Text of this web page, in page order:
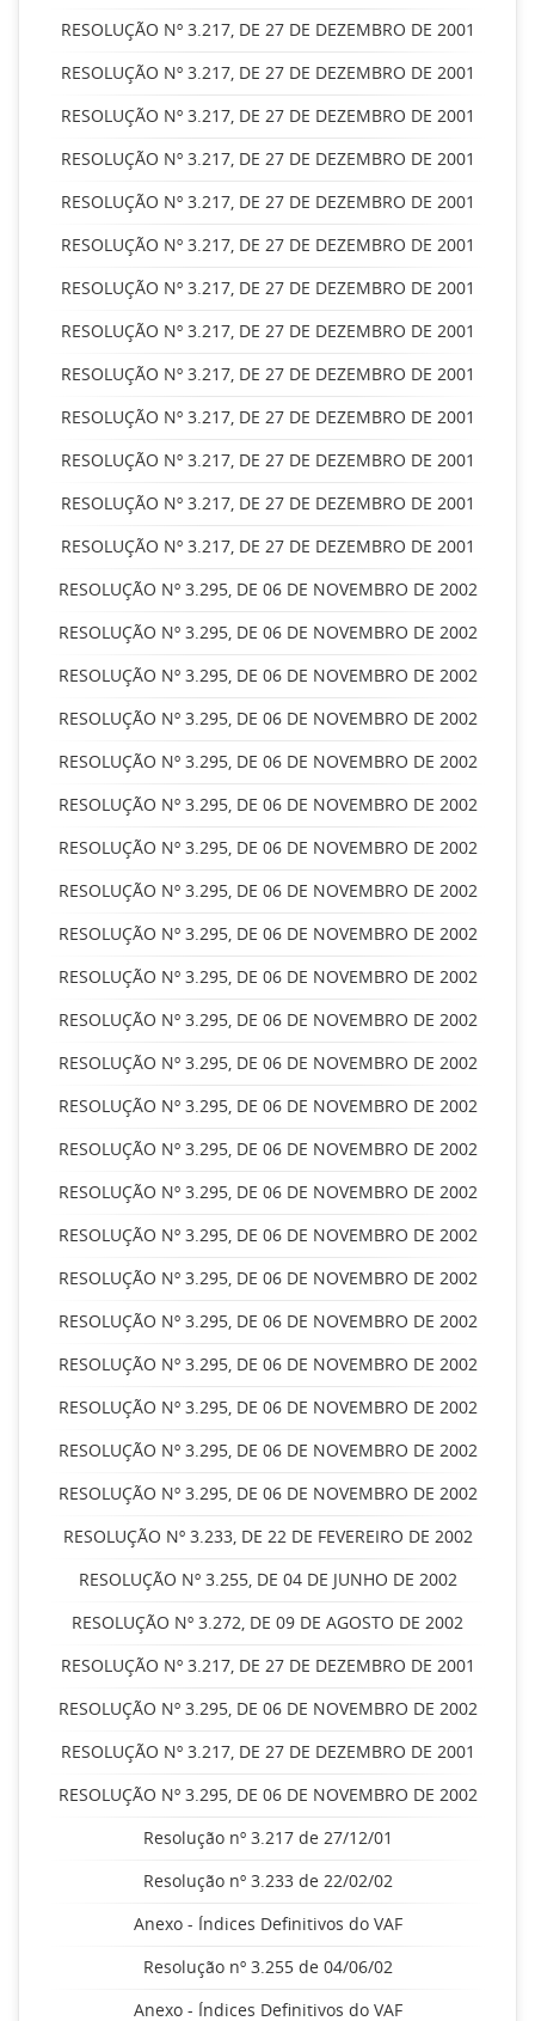
RESOLUÇÃO Nº 3.217, DE 27 DE DEZEMBRO DE 2001
RESOLUÇÃO Nº 3.217, DE 27 DE DEZEMBRO DE 2001
RESOLUÇÃO Nº 3.217, DE 27 DE DEZEMBRO DE 2001
RESOLUÇÃO Nº 3.217, DE 27 DE DEZEMBRO DE 2001
RESOLUÇÃO Nº 3.217, DE 27 DE DEZEMBRO DE 2001
RESOLUÇÃO Nº 3.217, DE 27 DE DEZEMBRO DE 2001
RESOLUÇÃO Nº 3.217, DE 27 DE DEZEMBRO DE 2001
RESOLUÇÃO Nº 3.217, DE 27 DE DEZEMBRO DE 2001
RESOLUÇÃO Nº 3.217, DE 27 DE DEZEMBRO DE 2001
RESOLUÇÃO Nº 3.217, DE 27 DE DEZEMBRO DE 2001
RESOLUÇÃO Nº 3.217, DE 27 DE DEZEMBRO DE 2001
RESOLUÇÃO Nº 3.217, DE 27 DE DEZEMBRO DE 2001
RESOLUÇÃO Nº 3.217, DE 27 DE DEZEMBRO DE 2001
RESOLUÇÃO Nº 3.295, DE 06 DE NOVEMBRO DE 2002
RESOLUÇÃO Nº 3.295, DE 06 DE NOVEMBRO DE 2002
RESOLUÇÃO Nº 3.295, DE 06 DE NOVEMBRO DE 2002
RESOLUÇÃO Nº 3.295, DE 06 DE NOVEMBRO DE 2002
RESOLUÇÃO Nº 3.295, DE 06 DE NOVEMBRO DE 2002
RESOLUÇÃO Nº 3.295, DE 06 DE NOVEMBRO DE 2002
RESOLUÇÃO Nº 3.295, DE 06 DE NOVEMBRO DE 2002
RESOLUÇÃO Nº 3.295, DE 06 DE NOVEMBRO DE 2002
RESOLUÇÃO Nº 3.295, DE 06 DE NOVEMBRO DE 2002
RESOLUÇÃO Nº 3.295, DE 06 DE NOVEMBRO DE 2002
RESOLUÇÃO Nº 3.295, DE 06 DE NOVEMBRO DE 2002
RESOLUÇÃO Nº 3.295, DE 06 DE NOVEMBRO DE 2002
RESOLUÇÃO Nº 3.295, DE 06 DE NOVEMBRO DE 2002
RESOLUÇÃO Nº 3.295, DE 06 DE NOVEMBRO DE 2002
RESOLUÇÃO Nº 3.295, DE 06 DE NOVEMBRO DE 2002
RESOLUÇÃO Nº 3.295, DE 06 DE NOVEMBRO DE 2002
RESOLUÇÃO Nº 3.295, DE 06 DE NOVEMBRO DE 2002
RESOLUÇÃO Nº 3.295, DE 06 DE NOVEMBRO DE 2002
RESOLUÇÃO Nº 3.295, DE 06 DE NOVEMBRO DE 2002
RESOLUÇÃO Nº 3.295, DE 06 DE NOVEMBRO DE 2002
RESOLUÇÃO Nº 3.295, DE 06 DE NOVEMBRO DE 2002
RESOLUÇÃO Nº 3.295, DE 06 DE NOVEMBRO DE 2002
RESOLUÇÃO Nº 3.233, DE 22 DE FEVEREIRO DE 2002
RESOLUÇÃO Nº 3.255, DE 04 DE JUNHO DE 2002
RESOLUÇÃO Nº 3.272, DE 09 DE AGOSTO DE 2002
RESOLUÇÃO Nº 3.217, DE 27 DE DEZEMBRO DE 2001
RESOLUÇÃO Nº 3.295, DE 06 DE NOVEMBRO DE 2002
RESOLUÇÃO Nº 3.217, DE 27 DE DEZEMBRO DE 2001
RESOLUÇÃO Nº 3.295, DE 06 DE NOVEMBRO DE 2002
Resolução nº 3.217 de 27/12/01
Resolução nº 3.233 de 22/02/02
Anexo - Índices Definitivos do VAF
Resolução nº 3.255 de 04/06/02
Anexo - Índices Definitivos do VAF